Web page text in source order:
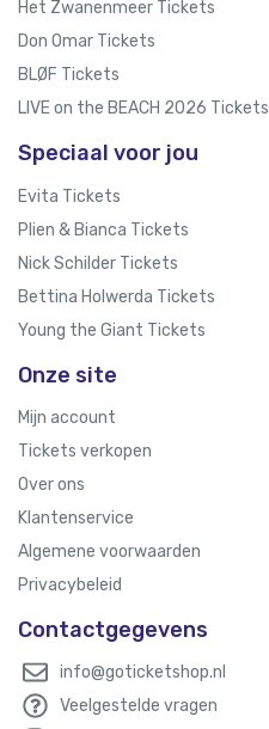
Het Zwanenmeer Tickets
Don Omar Tickets
BLØF Tickets
LIVE on the BEACH 2026 Tickets
Speciaal voor jou
Evita Tickets
Plien & Bianca Tickets
Nick Schilder Tickets
Bettina Holwerda Tickets
Young the Giant Tickets
Onze site
Mijn account
Tickets verkopen
Over ons
Klantenservice
Algemene voorwaarden
Privacybeleid
Contactgegevens
info@goticketshop.nl
Veelgestelde vragen